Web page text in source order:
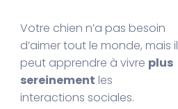
Votre chien n’a pas besoin
d’aimer tout le monde, mais il
peut apprendre à vivre plus
sereinement les
interactions sociales.